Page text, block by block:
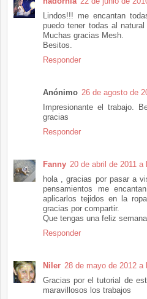
Lindos!!! me encantan
puedo tener todas al
Muchas gracias Mesh.
Besitos.
Responder
Anónimo 26 de agosto de
Impresionante el trabajo.
gracias
Responder
Fanny 20 de abril de 2011 a
hola , gracias por pasar a
pensamientos me
aplicarlos tejidos en la
gracias por compartir.
Que tengas una feliz
Responder
Niler 28 de mayo de 2012 a
Gracias por el tutorial de
maravillosos los trabajos